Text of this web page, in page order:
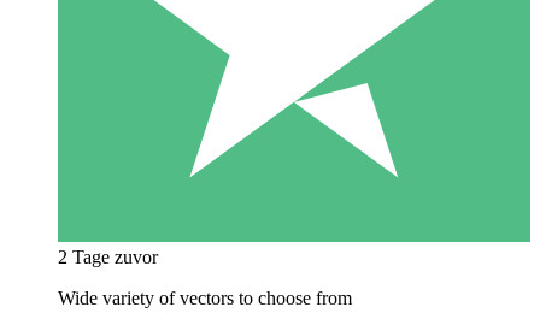
2 Tage zuvor
Wide variety of vectors to choose from